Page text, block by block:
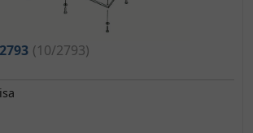
(10/2793)